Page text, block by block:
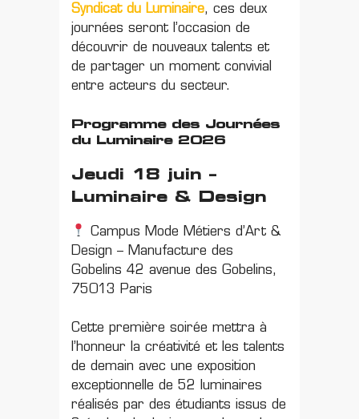
Syndicat du Luminaire, ces deux
journées seront l’occasion de
découvrir de nouveaux talents et
de partager un moment convivial
entre acteurs du secteur.
Programme des Journées
du Luminaire 2026
Jeudi 18 juin –
Luminaire & Design
Campus Mode Métiers d’Art &
Design – Manufacture des
Gobelins 42 avenue des Gobelins,
75013 Paris
Cette première soirée mettra à
l’honneur la créativité et les talents
de demain avec une exposition
exceptionnelle de 52 luminaires
réalisés par des étudiants issus de